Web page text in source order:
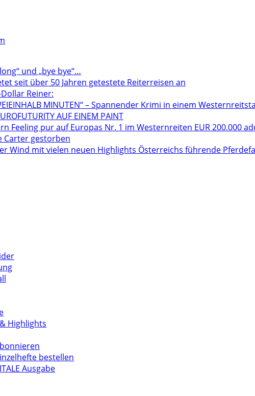
und „bye bye“…
seit über 50 Jahren getestete Reiterreisen an
Reiner:
MINUTEN“ – Spannender Krimi in einem
AUF EINEM PAINT
Feeling pur auf Europas Nr. 1 im Westernreiten EUR 200.000
Carter gestorben
Wind mit vielen neuen Highlights Österreichs führende
Highlights
bestellen
Ausgabe